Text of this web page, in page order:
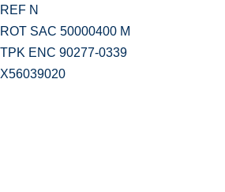
N
SAC 50000400 M
ENC 90277-0339